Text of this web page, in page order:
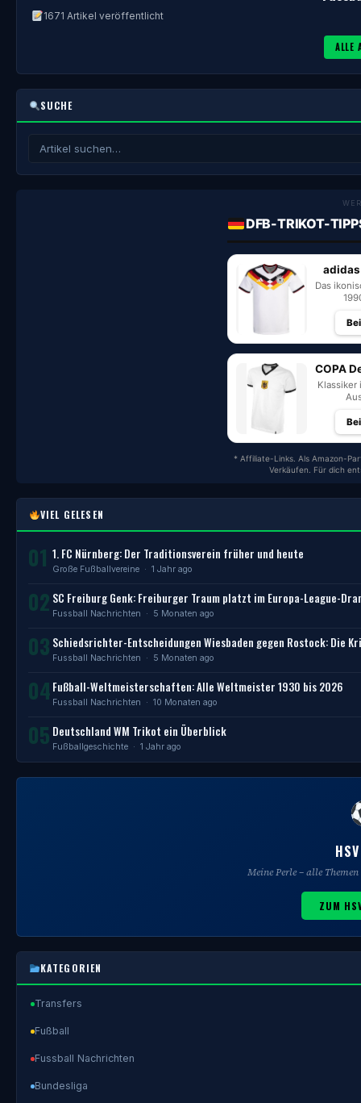
1671 Artikel veröffentlicht
ALLE
SUCHE
DFB-TRIKOT-
Das
COPA
Klassiker
* Affiliate-Links. Als Amazon-
Verkäufen. Für dich
VIEL GELESEN
01 1. FC Nürnberg: Der Traditionsverein früher und heute
Große Fußballvereine · 1 Jahr ago
02 SC Freiburg Genk: Freiburger Traum platzt im Europa-League-
Fussball Nachrichten · 5 Monaten ago
03 Schiedsrichter-Entscheidungen Wiesbaden gegen Rostock: Die
Fussball Nachrichten · 5 Monaten ago
04 Fußball-Weltmeisterschaften: Alle Weltmeister 1930 bis 2026
Fussball Nachrichten · 10 Monaten ago
05 Deutschland WM Trikot ein Überblick
Fußballgeschichte · 1 Jahr ago
Meine Perle – alle
ZUM
KATEGORIEN
Transfers
Fußball
Fussball Nachrichten
Bundesliga